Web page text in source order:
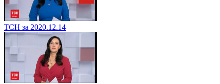
ТСН за 2020.12.14